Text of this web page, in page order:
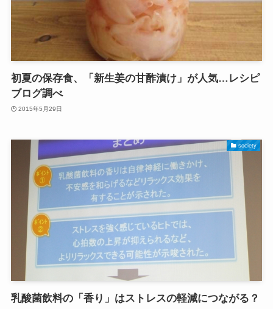
初夏の保存食、「新生姜の甘酢漬け」が人気…レシピ
ブログ調べ
2015年5月29日
society
乳酸菌飲料の「香り」はストレスの軽減につながる？